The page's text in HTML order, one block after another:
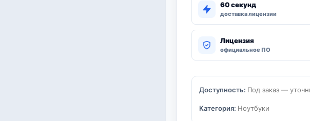
60 секунд
доставка лицензии
Лицензия
официальное ПО
Доступность: Под заказ —
Категория: Ноутбуки